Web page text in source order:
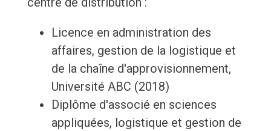
Licence en administration des
affaires, gestion de la logistique et
de la chaîne d'approvisionnement,
Université ABC (2018)
Diplôme d'associé en sciences
appliquées, logistique et gestion de